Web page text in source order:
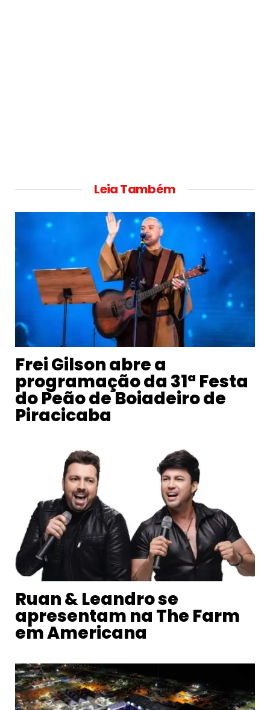
Leia Também
Frei Gilson abre a
programação da 31ª Festa
do Peão de Boiadeiro de
Piracicaba
Ruan & Leandro se
apresentam na The Farm
em Americana